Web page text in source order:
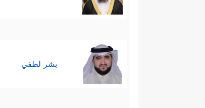
بشر لطفي